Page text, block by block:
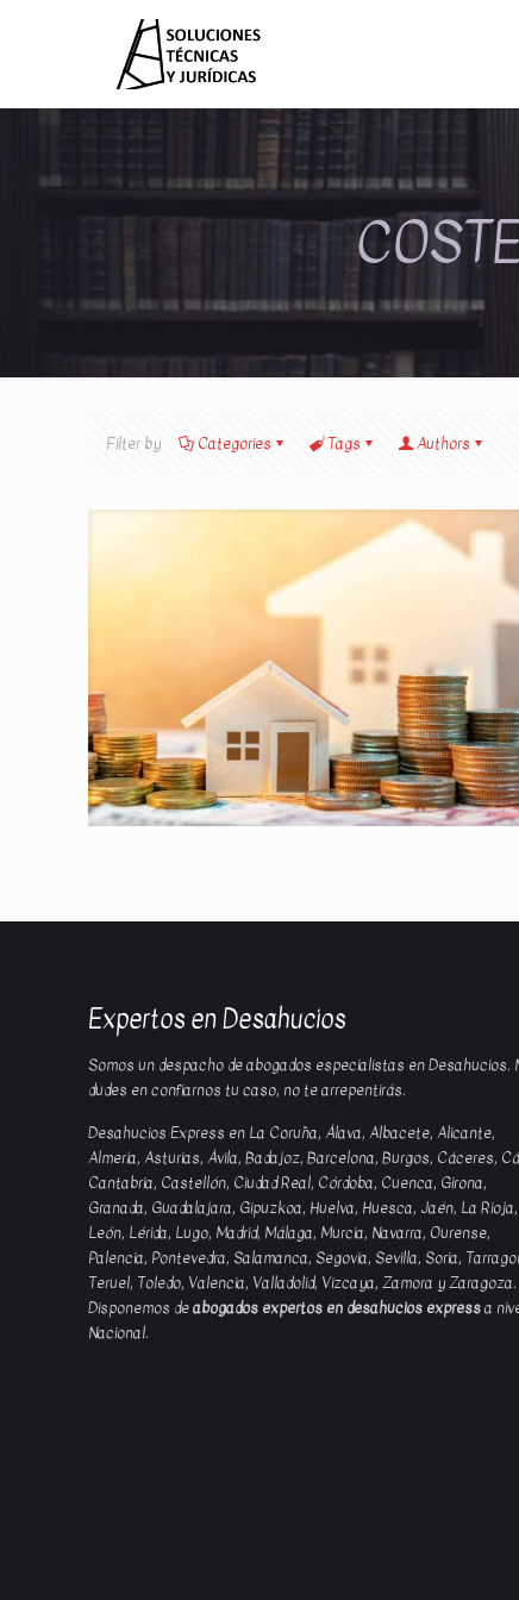
Filter by Categories Tags Authors
Expertos en Desahucios
Somos un despacho de abogados especialistas en Desahucios.
dudes en confiarnos tu caso, no te arrepentirás.
Desahucios Express en La Coruña, Álava, Albacete, Alicante,
Almería, Asturias, Ávila, Badajoz, Barcelona, Burgos, Cáceres,
Cantabria, Castellón, Ciudad Real, Córdoba, Cuenca, Girona,
Granada, Guadalajara, Gipuzkoa, Huelva, Huesca, Jaén, La Rioja,
León, Lérida, Lugo, Madrid, Málaga, Murcia, Navarra, Ourense,
Palencia, Pontevedra, Salamanca, Segovia, Sevilla, Soria,
Teruel, Toledo, Valencia, Valladolid, Vizcaya, Zamora y Zaragoza.
Disponemos deabogados expertos en desahucios expressa
Nacional.